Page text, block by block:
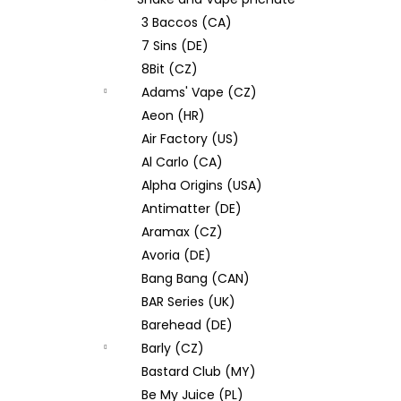
3 Baccos (CA)
7 Sins (DE)
8Bit (CZ)
Adams' Vape (CZ)
Aeon (HR)
Air Factory (US)
Al Carlo (CA)
Alpha Origins (USA)
Antimatter (DE)
Aramax (CZ)
Avoria (DE)
Bang Bang (CAN)
BAR Series (UK)
Barehead (DE)
Barly (CZ)
Bastard Club (MY)
Be My Juice (PL)
JOYETECH BF SS316 ATOMIZER 0,6OHM